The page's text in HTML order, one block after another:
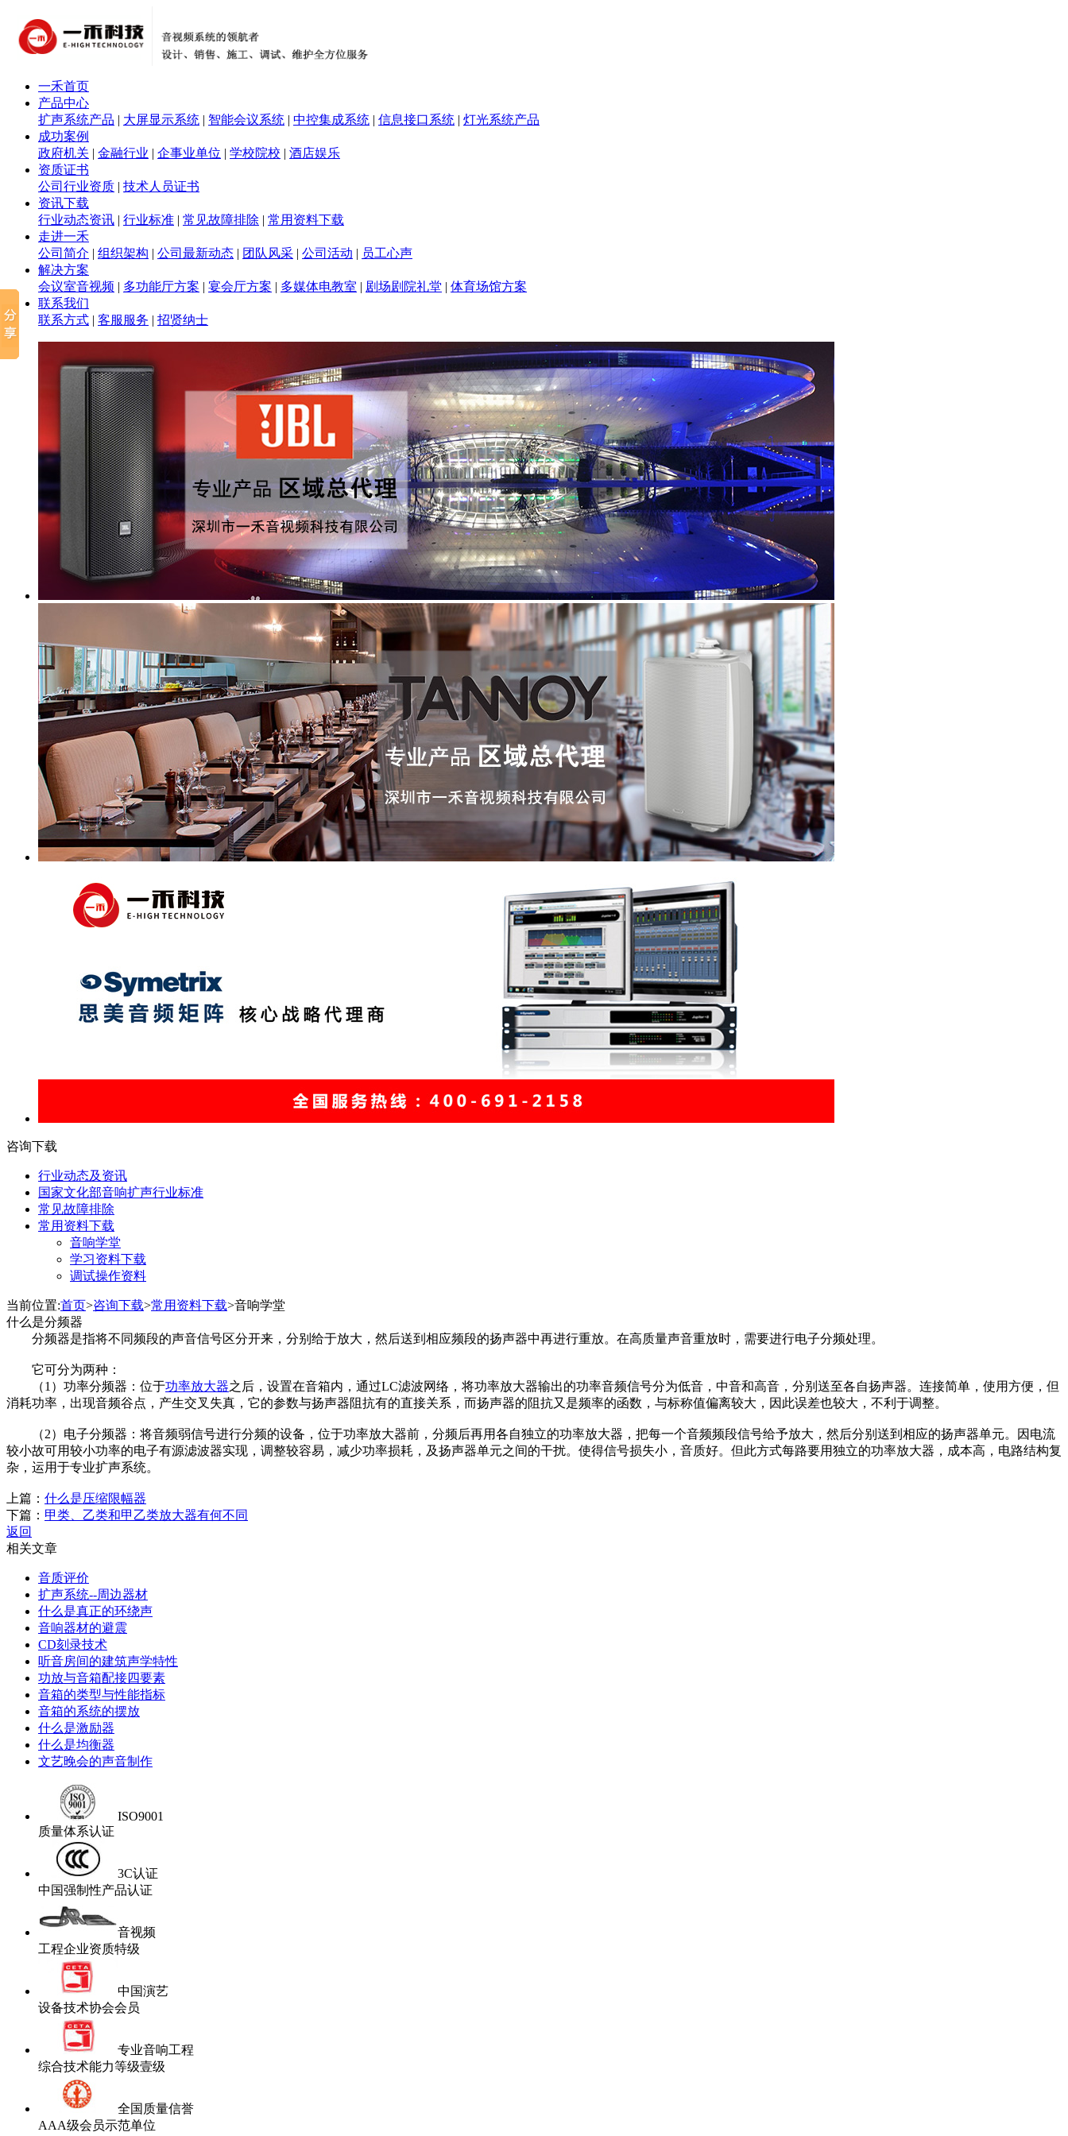
一禾首页
产品中心
扩声系统产品 | 大屏显示系统 | 智能会议系统 | 中控集成系统 | 信息接口系统 | 灯光系统产品
成功案例
政府机关 | 金融行业 | 企事业单位 | 学校院校 | 酒店娱乐
资质证书
公司行业资质 | 技术人员证书
资讯下载
行业动态资讯 | 行业标准 | 常见故障排除 | 常用资料下载
走进一禾
公司简介 | 组织架构 | 公司最新动态 | 团队风采 | 公司活动 | 员工心声
解决方案
会议室音视频 | 多功能厅方案 | 宴会厅方案 | 多媒体电教室 | 剧场剧院礼堂 | 体育场馆方案
联系我们
联系方式 | 客服服务 | 招贤纳士
咨询下载
行业动态及资讯
国家文化部音响扩声行业标准
常见故障排除
常用资料下载
音响学堂
学习资料下载
调试操作资料
当前位置:首页>咨询下载>常用资料下载>音响学堂
什么是分频器
分频器是指将不同频段的声音信号区分开来，分别给于放大，然后送到相应频段的扬声器中再进行重放。在高质量声音重放时，需要进行电子分频处理。
它可分为两种：
（1）功率分频器：位于功率放大器之后，设置在音箱内，通过LC滤波网络，将功率放大器输出的功率音频信号分为低音，中音和高音，分别送至各自扬声器。连接简单，使用方便，但
消耗功率，出现音频谷点，产生交叉失真，它的参数与扬声器阻抗有的直接关系，而扬声器的阻抗又是频率的函数，与标称值偏离较大，因此误差也较大，不利于调整。
（2）电子分频器：将音频弱信号进行分频的设备，位于功率放大器前，分频后再用各自独立的功率放大器，把每一个音频频段信号给予放大，然后分别送到相应的扬声器单元。因电流
较小故可用较小功率的电子有源滤波器实现，调整较容易，减少功率损耗，及扬声器单元之间的干扰。使得信号损失小，音质好。但此方式每路要用独立的功率放大器，成本高，电路结构复
杂，运用于专业扩声系统。
上篇： 什么是压缩限幅器
下篇： 甲类、乙类和甲乙类放大器有何不同
返回
相关文章
音质评价
扩声系统--周边器材
什么是真正的环绕声
音响器材的避震
CD刻录技术
听音房间的建筑声学特性
功放与音箱配接四要素
音箱的类型与性能指标
音箱的系统的摆放
什么是激励器
什么是均衡器
文艺晚会的声音制作
ISO9001
质量体系认证
3C认证
中国强制性产品认证
音视频
工程企业资质特级
中国演艺
设备技术协会会员
专业音响工程
综合技术能力等级壹级
全国质量信誉
AAA级会员示范单位